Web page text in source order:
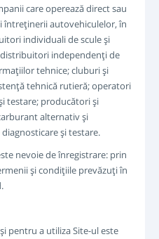
care operează direct sau
întreţinerii autovehiculelor, în
individuali de scule şi
independenţi de
tehnice; cluburi şi
tehnică rutieră; operatori
testare; producători şi
alternativ şi
şi testare.
nevoie de înregistrare: prin
şi condiţiile prevăzuţi în
pentru a utiliza Site-ul este